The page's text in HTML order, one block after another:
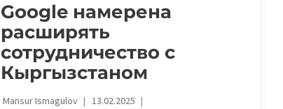
Google намерена
расширять
сотрудничество с
Кыргызстаном
Mansur Ismagulov
13.02.2025